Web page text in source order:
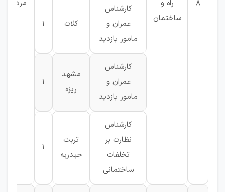
8
راه و
ساختمان
مرد
کارشناس
عمران و
مامور بازدید
کلات 1
کارشناس
عمران و
مامور بازدید
مشهد
ریزه
1
کارشناس
نظارت بر
تخلفات
ساختمانی
تربت
حیدریه
1